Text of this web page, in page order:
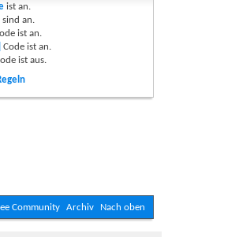
istan.
sindan.
istan.
Code istan.
istaus.
Community Archiv Nach oben